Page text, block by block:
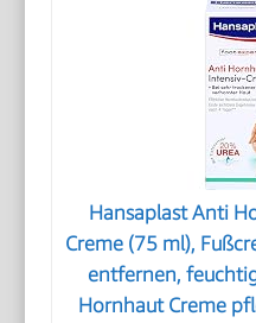
Hansaplast Anti
Creme (75 ml),
entfernen,
Hornhaut Creme